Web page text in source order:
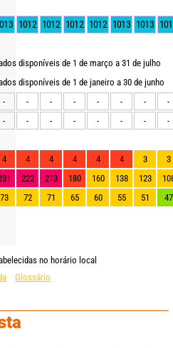
1012 1012 1012 1012 1013 1013
disponíveis de 1 de março a 31 de julho
disponíveis de 1 de janeiro a 30 de junho
-
- - - - - -
-
-
- - - - - - -
4 4 4 4 4 4 3
3
222 213 180 160 138 123
73
72 71 65 60 55 51 47
no horário local
Glossário